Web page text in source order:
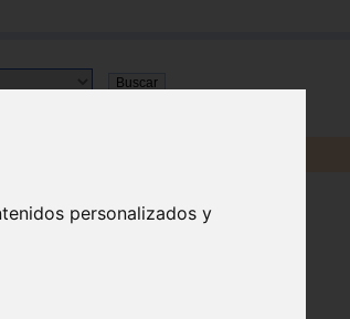
personalizados y